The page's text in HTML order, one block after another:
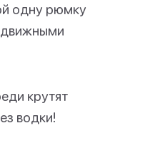
одну рюмку
крутят
водки!